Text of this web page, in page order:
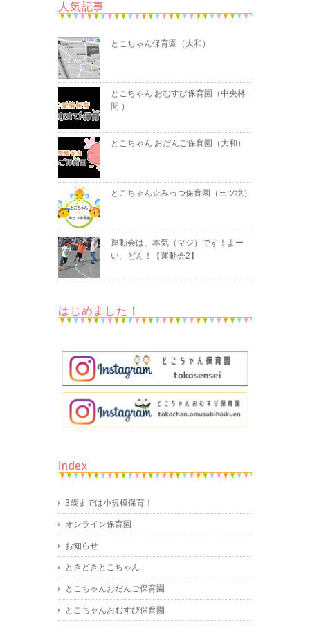
人気記事
とこちゃん保育園（大和）
とこちゃん おむすび保育園（中央林
間 ）
とこちゃん おだんご保育園（大和）
とこちゃん☆みっつ保育園（三ツ境）
運動会は、本気（マジ）です！よー
い、どん！【運動会2】
はじめました！
Index
3歳までは小規模保育！
オンライン保育園
お知らせ
ときどきとこちゃん
とこちゃんおだんご保育園
とこちゃんおむすび保育園